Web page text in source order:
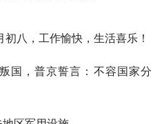
八，工作愉快，生活喜乐！
国，普京誓言：不容国家分